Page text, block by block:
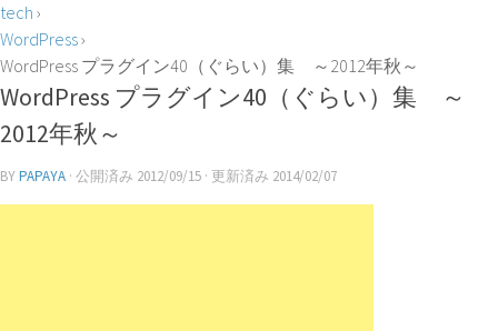
tech ›
WordPress›
WordPress プラグイン40（ぐらい）集 ～2012年秋～
WordPress プラグイン40（ぐらい）集 ～
2012年秋～
BYPAPAYA · 公開済み 2012/09/15 · 更新済み 2014/02/07